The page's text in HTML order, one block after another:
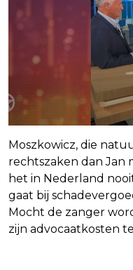
Moszkowicz, die
rechtszaken dan Jan
het in Nederland
gaat bij
Mocht de zanger
zijn advocaatkosten